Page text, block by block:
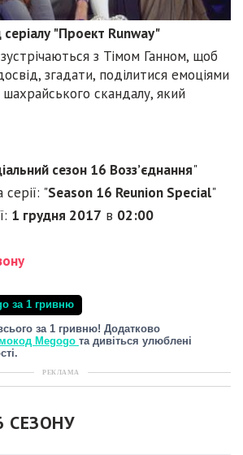
"Проект Runway"
з Тімом Ганном, щоб
згадати, поділитися емоціями
скандалу, який
сезон 16 Возз’єднання"
серії: "Season 16 Reunion Special"
1 грудня 2017 в 02:00
за 1 гривню
за 1 гривню! Додатково
Megogo та дивіться улюблені
РЕКЛАМА
СЕЗОНУ